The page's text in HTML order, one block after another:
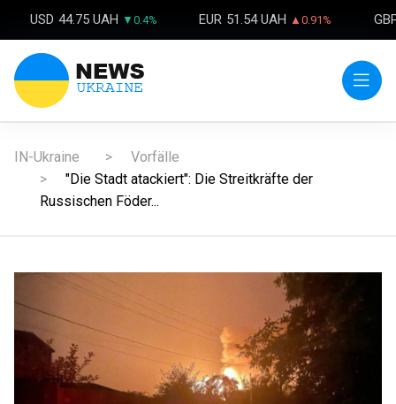
USD 44.75 UAH ▼0.4% EUR 51.54 UAH ▲0.91%
IN-Ukraine
Vorfälle
"Die Stadt atackiert": Die Streitkräfte der
Russischen Föder...